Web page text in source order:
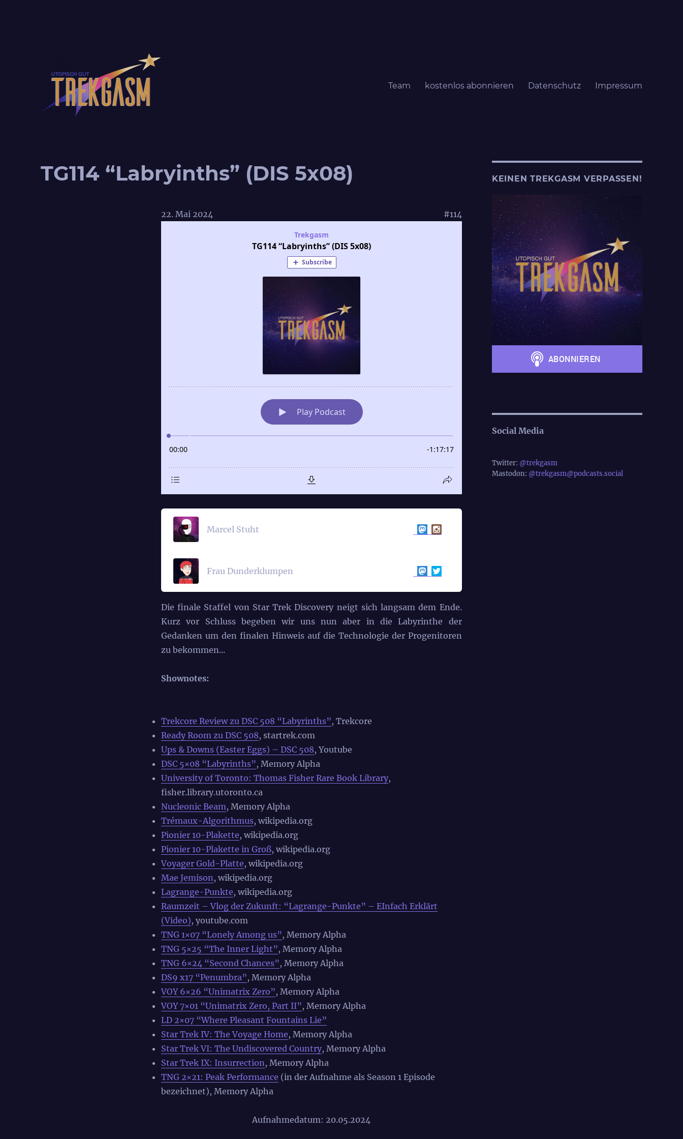
Team kostenlos abonnieren Datenschutz Impressum
TG114 “Labryinths” (DIS 5x08)
22. Mai 2024 #114
Marcel Stuht
Frau Dunderklumpen
Die finale Staffel von Star Trek Discovery neigt sich langsam dem Ende.
Kurz vor Schluss begeben wir uns nun aber in die Labyrinthe der
Gedanken um den finalen Hinweis auf die Technologie der Progenitoren
zu bekommen...
Shownotes:
Trekcore Review zu DSC 508 “Labyrinths”, Trekcore
Ready Room zu DSC 508, startrek.com
Ups & Downs (Easter Eggs) – DSC 508, Youtube
DSC 5×08 “Labyrinths”, Memory Alpha
University of Toronto: Thomas Fisher Rare Book Library,
fisher.library.utoronto.ca
Nucleonic Beam, Memory Alpha
Trémaux-Algorithmus, wikipedia.org
Pionier 10-Plakette, wikipedia.org
Pionier 10-Plakette in Groß, wikipedia.org
Voyager Gold-Platte, wikipedia.org
Mae Jemison, wikipedia.org
Lagrange-Punkte, wikipedia.org
Raumzeit – Vlog der Zukunft: “Lagrange-Punkte” – EInfach Erklärt
(Video), youtube.com
TNG 1×07 “Lonely Among us”, Memory Alpha
TNG 5×25 “The Inner Light”, Memory Alpha
TNG 6×24 “Second Chances”, Memory Alpha
DS9 x17 “Penumbra”, Memory Alpha
VOY 6×26 “Unimatrix Zero”, Memory Alpha
VOY 7×01 “Unimatrix Zero, Part II”, Memory Alpha
LD 2×07 “Where Pleasant Fountains Lie”
Star Trek IV: The Voyage Home, Memory Alpha
Star Trek VI: The Undiscovered Country, Memory Alpha
Star Trek IX: Insurrection, Memory Alpha
TNG 2×21: Peak Performance (in der Aufnahme als Season 1 Episode
bezeichnet), Memory Alpha
Aufnahmedatum: 20.05.2024
KEINEN TREKGASM VERPASSEN!
Social Media
Twitter: @trekgasm
Mastodon: @trekgasm@podcasts.social